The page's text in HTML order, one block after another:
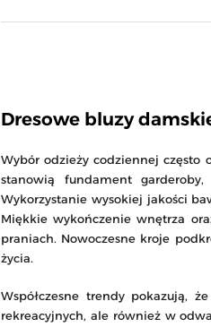
Dresowe bluzy
Wybór odzieży codziennej często
stanowią fundament
Wykorzystanie wysokiej jakości
Miękkie wykończenie wnętrza
praniach. Nowoczesne kroje
życia.
Współczesne trendy pokazują,
rekreacyjnych, ale również w